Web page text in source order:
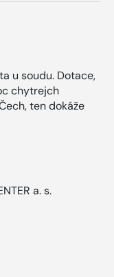
u soudu. Dotace,
chytrejch
ten dokáže
a. s.